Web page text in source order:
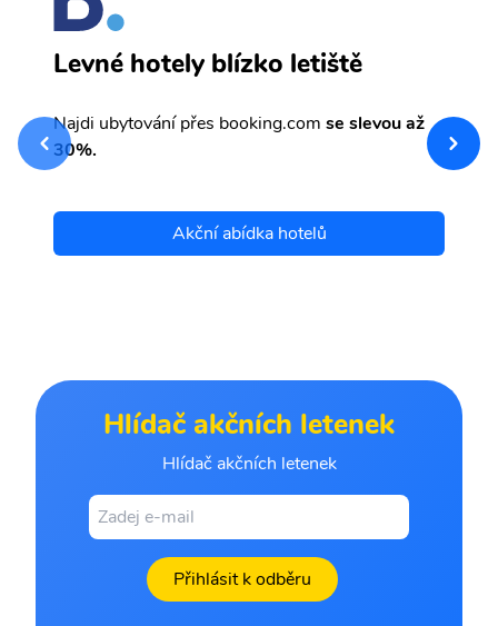
Levné hotely blízko letiště
Najdi ubytování přes booking.com se slevou až
30%.
Akční abídka hotelů
Hlídač akčních letenek
Hlídač akčních letenek
Přihlásit k odběru